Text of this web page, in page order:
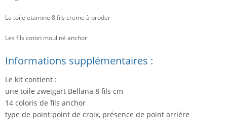
La toile etamine 8 fils creme à broder
Les fils coton mouliné anchor
Informations supplémentaires :
Le kit contient :
une toile zweigart Bellana 8 fils cm
14 coloris de fils anchor
type de point:point de croix, présence de point arrière